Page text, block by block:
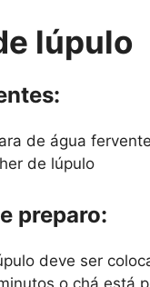
lúpulo
de água fervente
de lúpulo
preparo:
deve ser
o chá está